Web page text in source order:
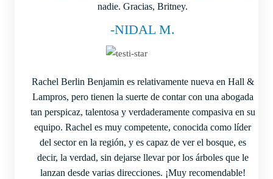
nadie. Gracias, Britney.
-NIDAL M.
Rachel Berlin Benjamin es relativamente nueva en Hall &
Lampros, pero tienen la suerte de contar con una abogada
tan perspicaz, talentosa y verdaderamente compasiva en su
equipo. Rachel es muy competente, conocida como líder
del sector en la región, y es capaz de ver el bosque, es
decir, la verdad, sin dejarse llevar por los árboles que le
lanzan desde varias direcciones. ¡Muy recomendable!